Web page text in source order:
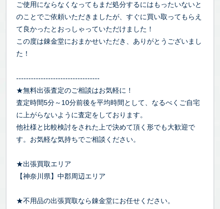
ご使用にならなくなってもまだ処分するにはもったいないと
のことでご依頼いただきましたが、すぐに買い取ってもらえ
て良かったとおっしゃっていただけました！
この度は錬金堂におまかせいただき、ありがとうございまし
た！
----------------------------------
★無料出張査定のご相談はお気軽に！
査定時間5分～10分前後を平均時間として、なるべくご自宅
に上がらないように査定をしております。
他社様と比較検討をされた上で決めて頂く形でも大歓迎で
す。お気軽な気持ちでご相談ください。
★出張買取エリア
【神奈川県】中郡周辺エリア
★不用品の出張買取なら錬金堂にお任せください。